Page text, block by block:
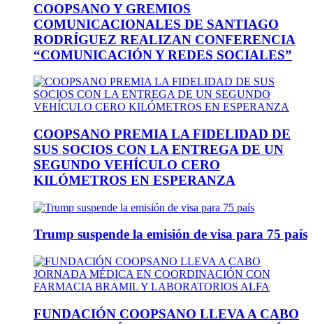
COOPSANO Y GREMIOS
COMUNICACIONALES DE SANTIAGO
RODRÍGUEZ REALIZAN CONFERENCIA
“COMUNICACIÓN Y REDES SOCIALES”
COOPSANO PREMIA LA FIDELIDAD DE
SUS SOCIOS CON LA ENTREGA DE UN
SEGUNDO VEHÍCULO CERO
KILÓMETROS EN ESPERANZA
Trump suspende la emisión de visa para 75 país
FUNDACIÓN COOPSANO LLEVA A CABO